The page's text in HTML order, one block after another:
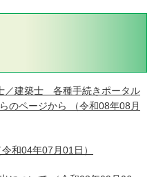
／建築士 各種手続きポータル
のページから
（令和08年08月
令和04年07月01日）